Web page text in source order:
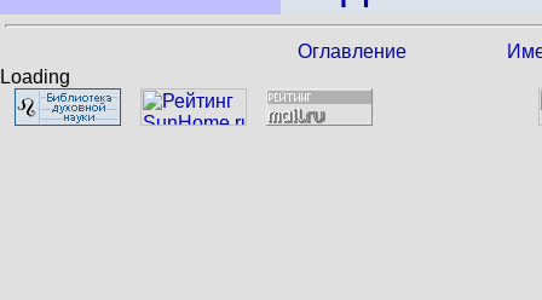
Оглавление
Loading